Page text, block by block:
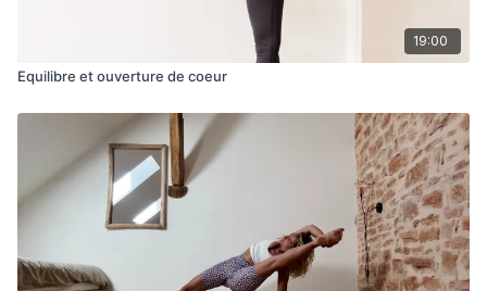
19:00
Equilibre et ouverture de coeur